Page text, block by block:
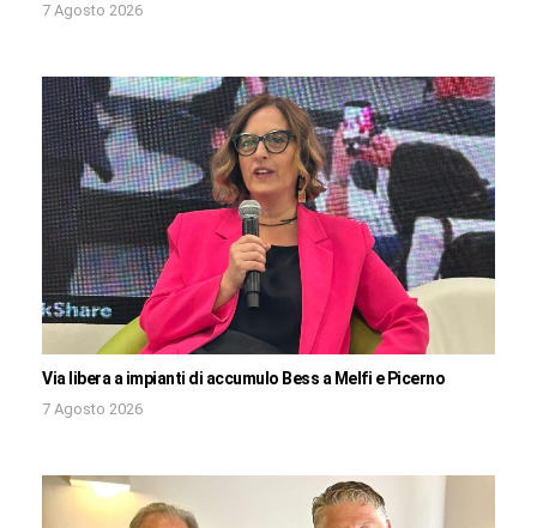
7 Agosto 2026
Via libera a impianti di accumulo Bess a Melfi e Picerno
7 Agosto 2026